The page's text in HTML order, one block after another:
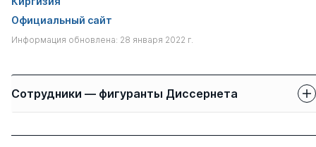
Официальный сайт
Информация обновлена: 28 января 2022 г.
Сотрудники — фигуранты Диссернета
Имя Степень
свои